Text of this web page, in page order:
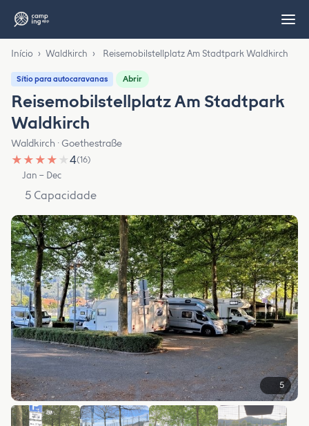
Início › Waldkirch › Reisemobilstellplatz Am Stadtpark Waldkirch
Sítio para autocaravanas Abrir
Reisemobilstellplatz Am Stadtpark
Waldkirch
Waldkirch · Goethestraße
★ ★ ★ ★ ★4(16)
Jan – Dec
5 Capacidade
5